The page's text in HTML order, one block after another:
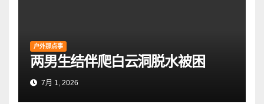
户外那点事
两男生结伴爬白云洞脱水被困
7月 1, 2026